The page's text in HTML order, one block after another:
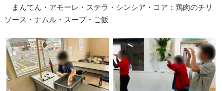
まんてん・アモーレ・ステラ・シンシア・コア：鶏肉のチリ
ソース・ナムル・スープ・ご飯